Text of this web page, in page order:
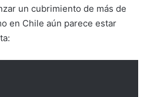
un cubrimiento de más de
en Chile aún parece estar